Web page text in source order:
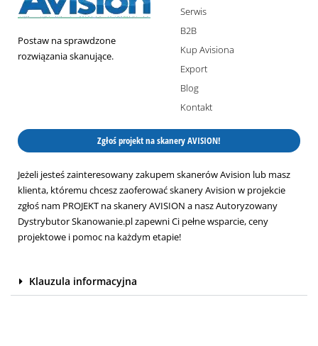
Postaw na sprawdzone
rozwiązania skanujące.
Serwis
B2B
Kup Avisiona
Export
Blog
Kontakt
Zgłoś projekt na skanery AVISION!
Jeżeli jesteś zainteresowany zakupem skanerów Avision lub masz
klienta, któremu chcesz zaoferować skanery Avision w projekcie
zgłoś nam PROJEKT na skanery AVISION a nasz Autoryzowany
Dystrybutor Skanowanie.pl zapewni Ci pełne wsparcie, ceny
projektowe i pomoc na każdym etapie!
Klauzula informacyjna